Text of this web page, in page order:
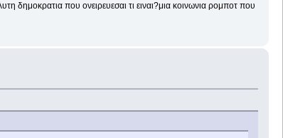
δημοκρατια που ονειρευεσαι τι ειναι?μια κοινωνια ρομποτ που